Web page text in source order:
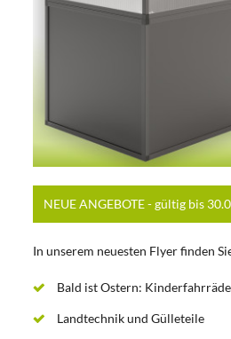
NEUE ANGEBOTE - gültig bis
In unserem neuesten Flyer finden
Bald ist Ostern:
Landtechnik und Gülleteile